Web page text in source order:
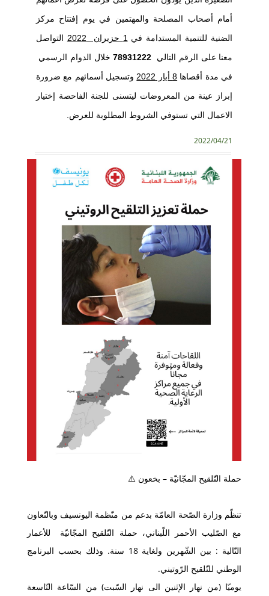
أمام أصحاب المصلحة والمهتمين في يوم إفتتاح مركز
الضنية للتنمية المستدامة في1 حزيران 2022
التواصل
معنا على الرقم التالي 78931222خلال الدوام الرسمي
في مدة أقصاها8 أيار 2022
وتسجيل أسمائهم مع ضرورة
إبراز عينة من المعروضات ليتسنى للجنة الفاحصة إختيار
الاعمال التي تستوفي الشروط المطلوبة للعرض.
2022/04/21
حملة التّلقيح المجّانيّة – بخعون ⚠️
تنظّم وزارة الصّحة العامّة بدعم من منّظمة اليونسيف وبالتّعاون
مع الصّليب الأحمر اللّبناني، حملة التّلقيح المجّانيّة للأعمار
التّالية : بين الشّهرين ولغاية 18 سنة. وذلك بحسب البرنامج
الوطني للتّلقيح الرّوتيني.
يوميّا (من نهار اﻹثنين الى نهار السّبت) من السّاعة التّاسعة